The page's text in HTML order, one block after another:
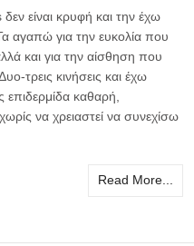
είναι κρυφή και την έχω
αγαπώ για την ευκολία που
και για την αίσθηση που
τρεις κινήσεις και έχω
επιδερμίδα καθαρή,
να χρειαστεί να συνεχίσω
Read More...